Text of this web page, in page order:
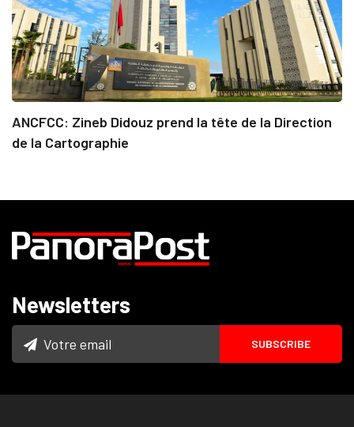
ANCFCC: Zineb Didouz prend la tête de la Direction
de la Cartographie
Newsletters